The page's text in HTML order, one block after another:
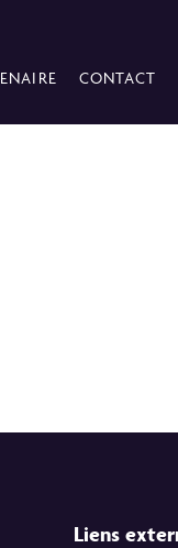
CONTACT
Liens